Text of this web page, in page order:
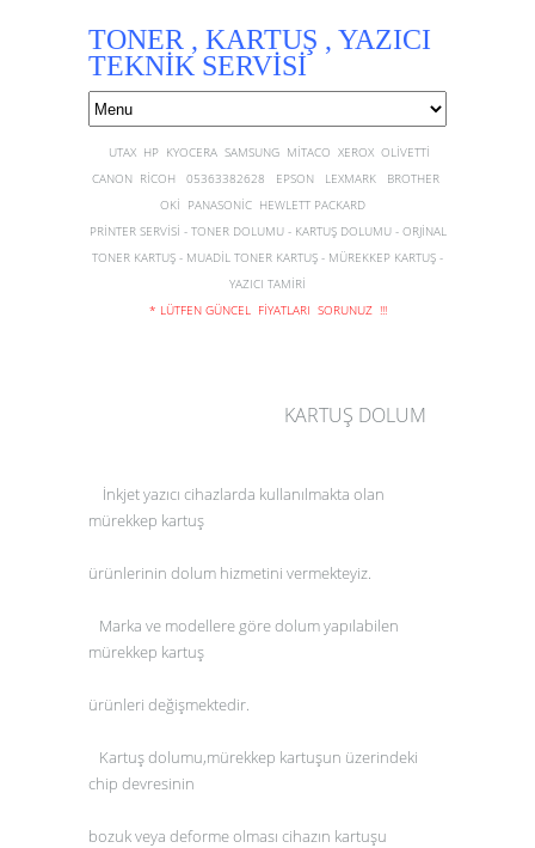
TONER , KARTUŞ , YAZICI
TEKNİK SERVİSİ
UTAX HP KYOCERA SAMSUNG MİTACO XEROX OLİVETTİ
CANON RİCOH 05363382628 EPSON LEXMARK BROTHER
OKİ PANASONİC HEWLETT PACKARD
PRİNTER SERVİSİ - TONER DOLUMU - KARTUŞ DOLUMU - ORJİNAL
TONER KARTUŞ - MUADİL TONER KARTUŞ - MÜREKKEP KARTUŞ -
YAZICI TAMİRİ
* LÜTFEN GÜNCEL FİYATLARI SORUNUZ !!!
KARTUŞ DOLUM
İnkjet yazıcı cihazlarda kullanılmakta olan
mürekkep kartuş
ürünlerinin dolum hizmetini vermekteyiz.
Marka ve modellere göredolumyapılabilen
mürekkep kartuş
ürünleri değişmektedir.
Kartuş dolumu,mürekkep kartuşun üzerindeki
chip devresinin
bozuk veya deforme olması cihazın kartuşu